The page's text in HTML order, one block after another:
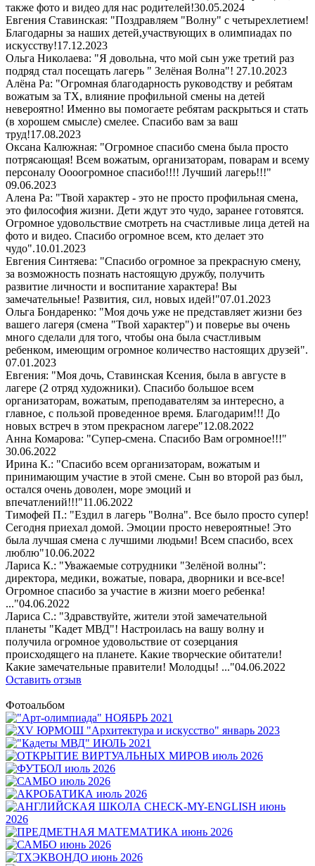
также фото и видео для нас родителей!30.05.2024
Евгения Ставинская: "Поздравляем "Волну" с четырехлетием!
Благодарны за наших детей,участвующих в олимпиадах по
искусству!17.12.2023
Ольга Николаева: "Я довольна, что мой сын уже третий раз
подряд стал посещать лагерь " Зелёная Волна"! 27.10.2023
Алёна Ра: "Огромная благодарность руководству и ребятам
вожатым за ТХ, влияние профильной смены на детей
невероятно! Именно вы помогаете ребятам раскрыться и стать
(в хорошем смысле) смелее. Спасибо вам за ваш
труд!17.08.2023
Оксана Калюжная: "Огромное спасибо смена была просто
потрясающая! Всем вожатым, организаторам, поварам и всему
персоналу Оооогромное спасибо!!!! Лучший лагерь!!!"
09.06.2023
Алена Ра: "Твой характер - это не просто профильная смена,
это философия жизни. Дети ждут это чудо, заранее готовятся.
Огромное удовольствие смотреть на счастливые лица детей на
фото и видео. Спасибо огромное всем, кто делает это
чудо".10.01.2023
Евгения Синтяева: "Спасибо огромное за прекрасную смену,
за возможность познать настоящую дружбу, получить
развитие личности и воспитание характера! Вы
замечательные! Развития, сил, новых идей!"07.01.2023
Ольга Бондаренко: "Моя дочь уже не представляет жизни без
вашего лагеря (смена "Твой характер") и поверье вы очень
много сделали для того, чтобы она была счастливым
ребенком, имеющим огромное количество настоящих друзей".
07.01.2023
Евгения: "Моя дочь, Ставинская Ксения, была в августе в
лагере (2 отряд художники). Спасибо большое всем
организаторам, вожатым, преподавателям за интересно, а
главное, с пользой проведенное время. Благодарим!!! До
новых встреч в этом прекрасном лагере"12.08.2022
Анна Комарова: "Супер-смена. Спасибо Вам огромное!!!"
30.06.2022
Ирина К.: "Спасибо всем организаторам, вожатым и
принимающим участие в этой смене. Сын во второй раз был,
остался очень доволен, море эмоций и
впечатлений!!!"11.06.2022
Тимофей П.: "Ездил в лагерь "Волна". Все было просто супер!
Сегодня приехал домой. Эмоции просто невероятные! Это
была лучшая смена с лучшими людьми! Всем спасибо, всех
люблю"10.06.2022
Лариса К.: "Уважаемые сотрудники "Зелёной волны":
директора, медики, вожатые, повара, дворники и все-все!
Огромное спасибо за участие в жизни моего ребенка!
..."04.06.2022
Лариса С.: "Здравствуйте, жители этой замечательной
планеты "Кадет МВД"! Настроилась на вашу волну и
получила огромное удовольствие от созерцания
происходящего на планете. Какие творческие обитатели!
Какие замечательные правители! Молодцы! ..."04.06.2022
Оставить отзыв
Фотоальбом